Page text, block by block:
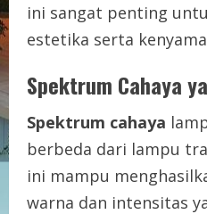
ini sangat penting
estetika serta
Spektrum Cahaya
Spektrum cahaya
berbeda dari lampu
ini mampu
warna dan intensitas